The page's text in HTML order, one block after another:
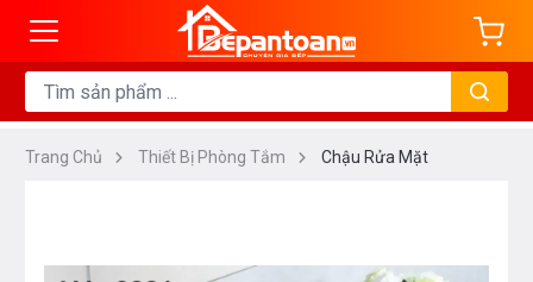
Trang Chủ Thiết Bị Phòng Tắm Chậu Rửa Mặt